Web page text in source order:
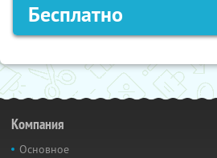
Бесплатно
Компания
Основное